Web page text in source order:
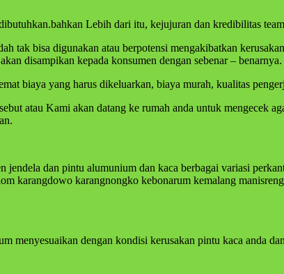
Lebih dari itu, kejujuran dan kredibilitas
tak bisa digunakan atau berpotensi mengakibatkan
disampikan kepada konsumen dengan sebenar – benarnya.
biaya yang harus dikeluarkan, biaya murah, kualitas
atau Kami akan datang ke rumah anda untuk mengecek
dan pintu alumunium dan kaca berbagai variasi
karangdowo karangnongko kebonarum kemalang
menyesuaikan dengan kondisi kerusakan pintu kaca anda